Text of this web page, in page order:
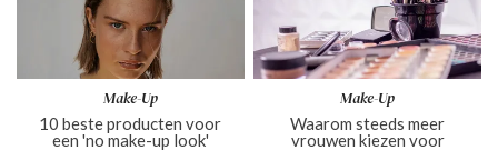
Make-Up
10 beste producten voor
een 'no make-up look'
Make-Up
Waarom steeds meer
vrouwen kiezen voor